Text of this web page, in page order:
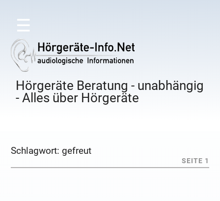
☰
Hörgeräte Beratung - unabhängig
- Alles über Hörgeräte
Schlagwort: gefreut
SEITE 1